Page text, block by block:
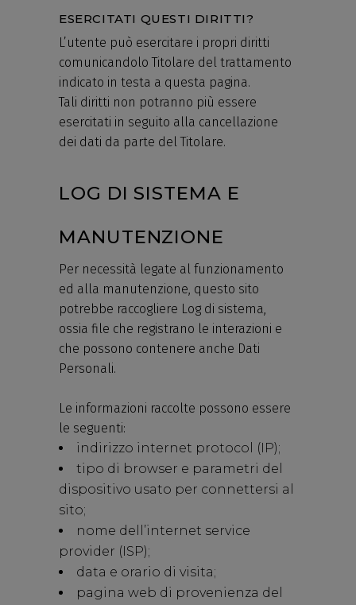
ESERCITATI QUESTI DIRITTI?
L’utente può esercitare i propri diritti
comunicandolo Titolare del trattamento
indicato in testa a questa pagina.
Tali diritti non potranno più essere
esercitati in seguito alla cancellazione
dei dati da parte del Titolare.
LOG DI SISTEMA E
MANUTENZIONE
Per necessità legate al funzionamento
ed alla manutenzione, questo sito
potrebbe raccogliere Log di sistema,
ossia file che registrano le interazioni e
che possono contenere anche Dati
Personali.
Le informazioni raccolte possono essere
le seguenti:
indirizzo internet protocol (IP);
tipo di browser e parametri del
dispositivo usato per connettersi al
sito;
nome dell’internet service
provider (ISP);
data e orario di visita;
pagina web di provenienza del